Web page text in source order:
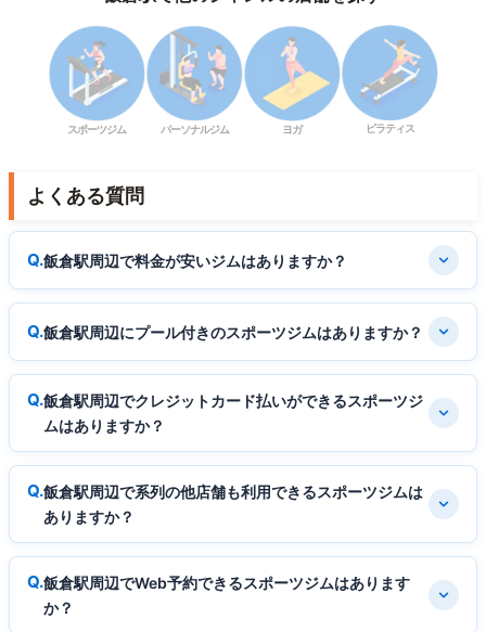
スポーツジム パーソナルジム ヨガ ピラティス
よくある質問
飯倉駅周辺で料金が安いジムはありますか？
飯倉駅周辺にプール付きのスポーツジムはありますか？
飯倉駅周辺でクレジットカード払いができるスポーツジ
ムはありますか？
飯倉駅周辺で系列の他店舗も利用できるスポーツジムは
ありますか？
飯倉駅周辺でWeb予約できるスポーツジムはあります
か？